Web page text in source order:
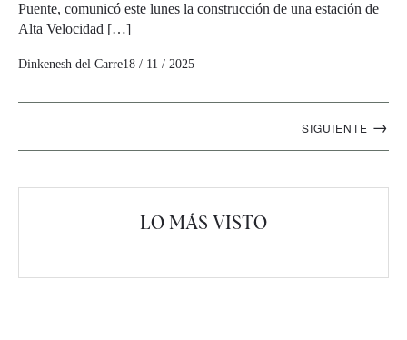
Puente, comunicó este lunes la construcción de una estación de
Alta Velocidad […]
Dinkenesh del Carre18 / 11 / 2025
SIGUIENTE →
LO MÁS VISTO